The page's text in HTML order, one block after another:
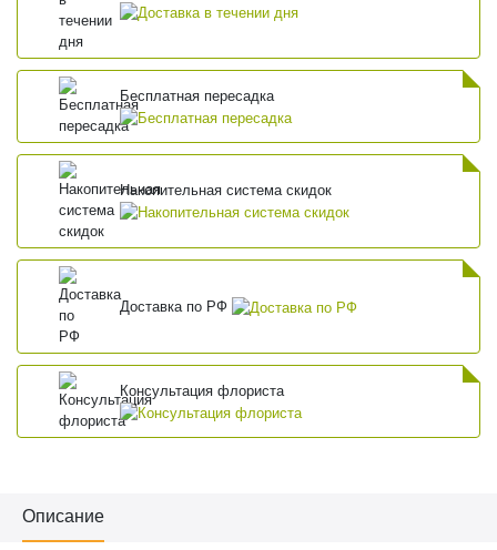
Бесплатная пересадка
Накопительная система скидок
Доставка по РФ
Консультация флориста
Описание